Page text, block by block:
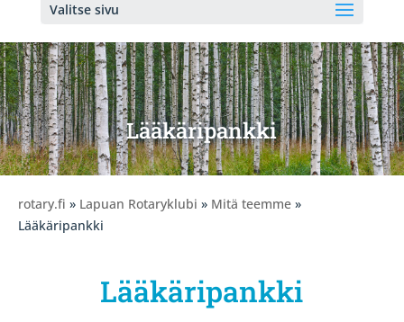
Valitse sivu
Lääkäripankki
rotary.fi » Lapuan Rotaryklubi » Mitä teemme »
Lääkäripankki
Lääkäripankki